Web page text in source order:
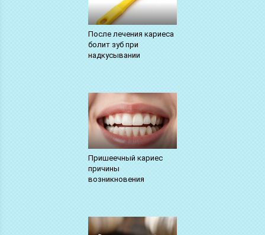
После лечения кариеса
болит зуб при
надкусывании
Пришеечный кариес
причины
возникновения